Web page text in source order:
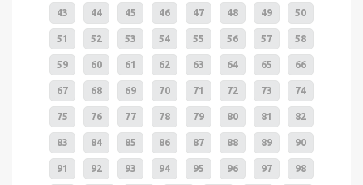
43 44 45 46 47 48 49 50
51 52 53 54 55 56 57 58
59 60 61 62 63 64 65 66
67 68 69 70 71 72 73 74
75 76 77 78 79 80 81 82
83 84 85 86 87 88 89 90
91 92 93 94 95 96 97 98